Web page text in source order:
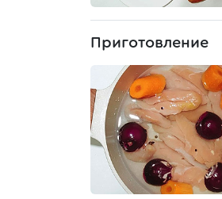
Приготовление